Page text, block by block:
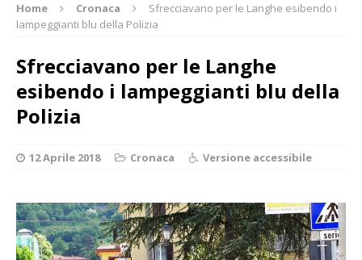
Home Cronaca
Sfrecciavano per le Langhe esibendo i
lampeggianti blu della Polizia
Sfrecciavano per le Langhe
esibendo i lampeggianti blu della
Polizia
12 Aprile 2018 Cronaca Versione accessibile